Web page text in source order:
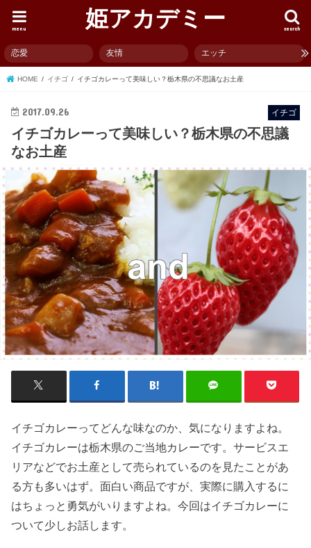
姫アカデミー search
menu
恋愛 友情 エッチ
HOME イチゴ イチゴカレーって美味しい？栃木県の不思議なお土産
イチゴ
2017.09.26
イチゴカレーって美味しい？栃木県の不思議
なお土産
イチゴカレーってどんな味なのか、気になりますよね。
イチゴカレーは栃木県のご当地カレーです。サービスエ
リアなどでお土産として売られているのを見たことがあ
る方も多いはず。面白い商品ですが、実際に購入するに
はちょっと勇気がいりますよね。今回はイチゴカレーに
ついて少しお話します。